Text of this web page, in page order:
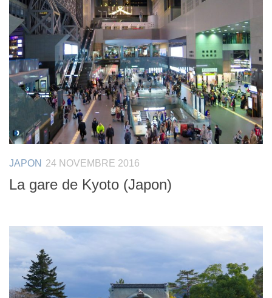
JAPON 24 NOVEMBRE 2016
La gare de Kyoto (Japon)